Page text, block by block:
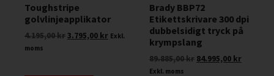
Toughstripe
golvlinjeapplikator
4.195,00kr3.795,00 kr Exkl.
moms
Brady BBP72
Etikettskrivare 300 dpi
dubbelsidigt tryck på
krympslang
89.885,00kr 84.995,00 kr
Exkl. moms